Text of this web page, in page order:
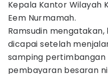
Kepala Kantor Wilayah
Eem Nurmamah.
Ramsudin
dicapai setelah
samping pertimbangan
pembayaran besaran